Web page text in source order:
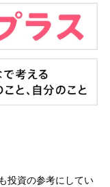
投資の参考にしてい